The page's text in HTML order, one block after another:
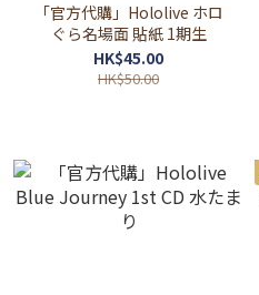
「官方代購」Hololive ホロ
ぐら名場面 貼紙 1期生
HK$45.00
HK$50.00